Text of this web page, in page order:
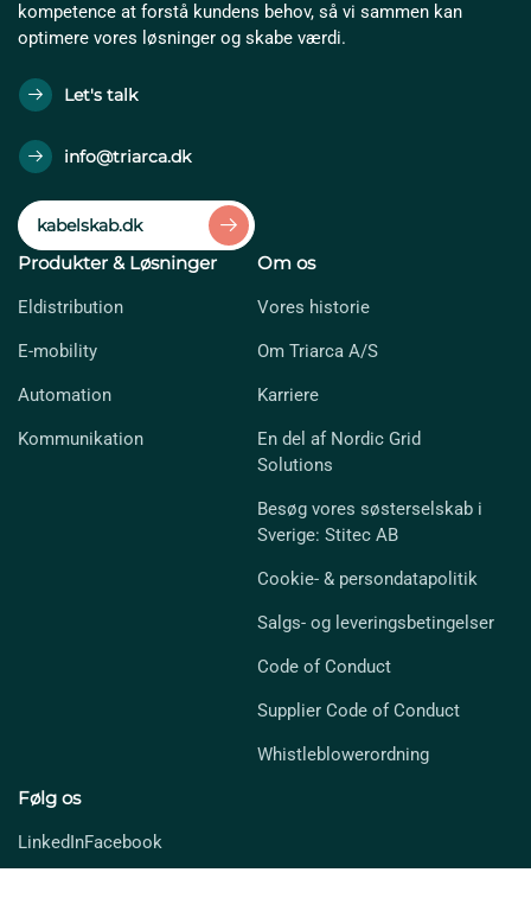
kompetence at forstå kundens behov, så vi sammen kan
optimere vores løsninger og skabe værdi.
Let's talk
info@triarca.dk
kabelskab.dk
Produkter & Løsninger
Eldistribution
E-mobility
Automation
Kommunikation
Om os
Vores historie
Om Triarca A/S
Karriere
En del af Nordic Grid
Solutions
Besøg vores søsterselskab i
Sverige: Stitec AB
Cookie- & persondatapolitik
Salgs- og leveringsbetingelser
Code of Conduct
Supplier Code of Conduct
Whistleblowerordning
Følg os
LinkedInFacebook